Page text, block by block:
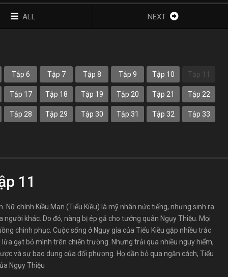
ALL NEXT
Tập 6 Tập 7 Tập 8 Tập 9 Tập 10 Tập 11
Tập 17 Tập 18 Tập 19 Tập 20 Tập 21 Tập 22
Tập 28 Tập 29 Tập 30 Tập 31 Tập 32 Tập 33
11
Nữ chính Kiều Man (Tiểu Kiều) là mỹ nhân nức tiếng, nhưng sinh ra
khác. Do đó, nàng bị ép gả cho tướng quân Ngụy Thiệu. Mọi
chinh phục. Cuộc sống ở Ngụy gia của Tiểu Kiều gặp nhiều trắc
gạt bỏ mình trên chiến trường. Nhưng trải qua nhiều nguy hiểm,
và sự bao dung của đối phương. Họ dần bỏ qua ngăn cách, Tiểu
Ngụy Thiệu